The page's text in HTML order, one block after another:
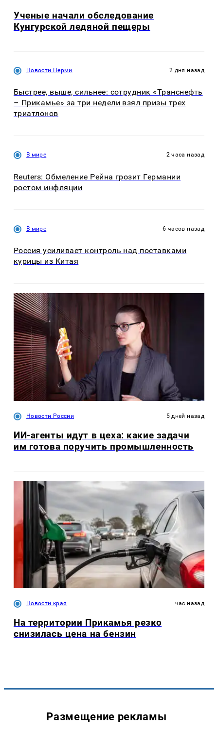
Ученые начали обследование
Кунгурской ледяной пещеры
Новости Перми 2 дня назад
Быстрее, выше, сильнее: сотрудник «Транснефть
– Прикамье» за три недели взял призы трех
триатлонов
В мире 2 часа назад
Reuters: Обмеление Рейна грозит Германии
ростом инфляции
В мире 6 часов назад
Россия усиливает контроль над поставками
курицы из Китая
Новости России 5 дней назад
ИИ-агенты идут в цеха: какие задачи
им готова поручить промышленность
Новости края час назад
На территории Прикамья резко
снизилась цена на бензин
Размещение рекламы